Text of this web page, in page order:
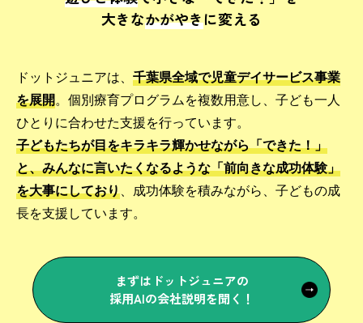
大きなかがやきに変える
ドットジュニアは、 千葉県全域で児童デイサービス事業
を展開。個別療育プログラムを複数用意し、子ども一人
ひとりに合わせた支援を行っています。
子どもたちが目をキラキラ輝かせながら「できた！」
と、みんなに言いたくなるような「前向きな成功体験」
を大事にしており、成功体験を積みながら、子どもの成
長を支援しています。
まずはドットジュニアの
採用AIの会社説明を聞く！